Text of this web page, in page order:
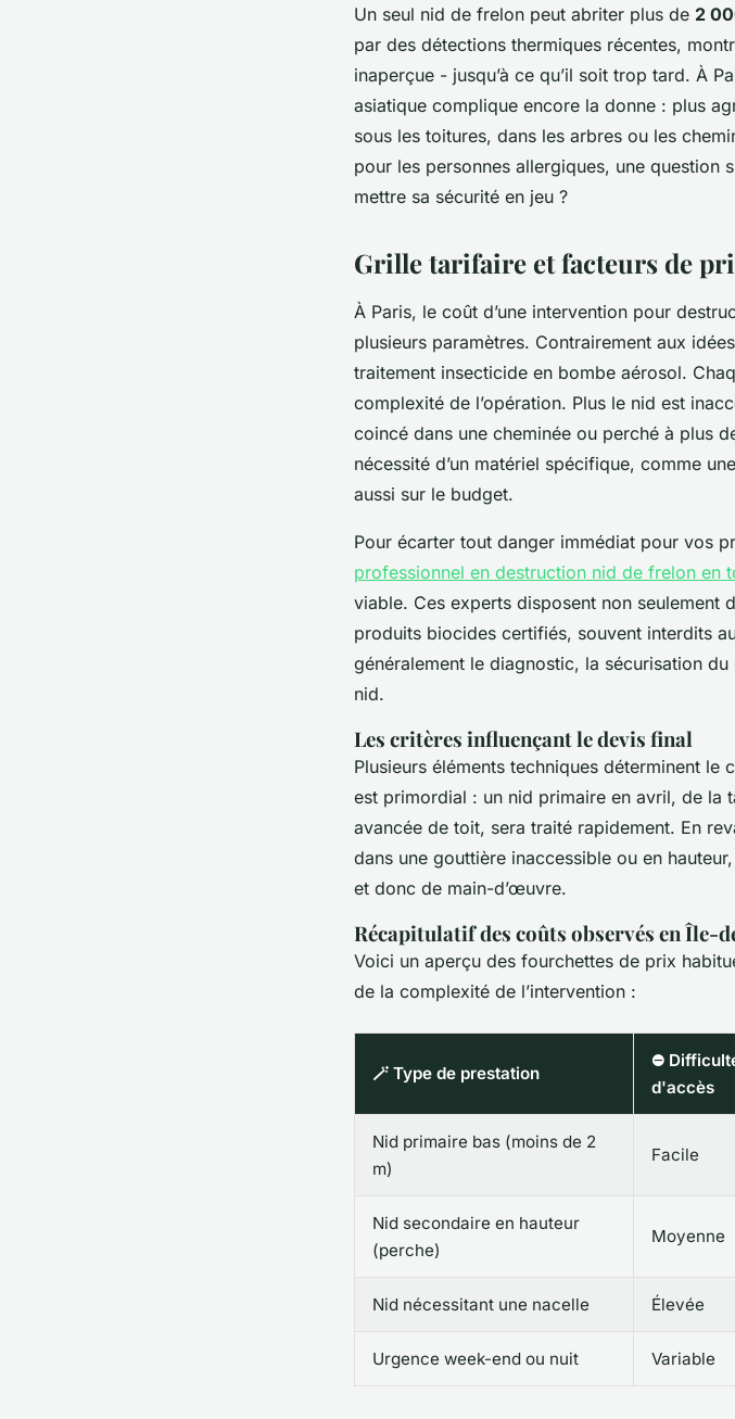
Un seul nid de frelon peut abriter plus de 2
par des détections thermiques récentes,
inaperçue - jusqu’à ce qu’il soit trop tard. À
asiatique complique encore la donne : plus
sous les toitures, dans les arbres ou les
pour les personnes allergiques, une question
mettre sa sécurité en jeu ?
Grille tarifaire et facteurs de
À Paris, le coût d’une intervention pour
plusieurs paramètres. Contrairement aux
traitement insecticide en bombe aérosol.
complexité de l’opération. Plus le nid est
coincé dans une cheminée ou perché à plus
nécessité d’un matériel spécifique, comme
aussi sur le budget.
Pour écarter tout danger immédiat pour vos
professionnel en destruction nid de frelon en
viable. Ces experts disposent non seulement
produits biocides certifiés, souvent interdits
généralement le diagnostic, la sécurisation
nid.
Les critères influençant le devis final
Plusieurs éléments techniques déterminent le
est primordial : un nid primaire en avril, de la
avancée de toit, sera traité rapidement. En
dans une gouttière inaccessible ou en
et donc de main-d’œuvre.
Récapitulatif des coûts observés en Île-
Voici un aperçu des fourchettes de prix
de la complexité de l’intervention :
🪄 Type de prestation
⛔
d'accès
Nid primaire bas (moins de 2
m)
Facile
Nid secondaire en hauteur
(perche)
Moyenne
Nid nécessitant une nacelle Élevée
Urgence week-end ou nuit Variable